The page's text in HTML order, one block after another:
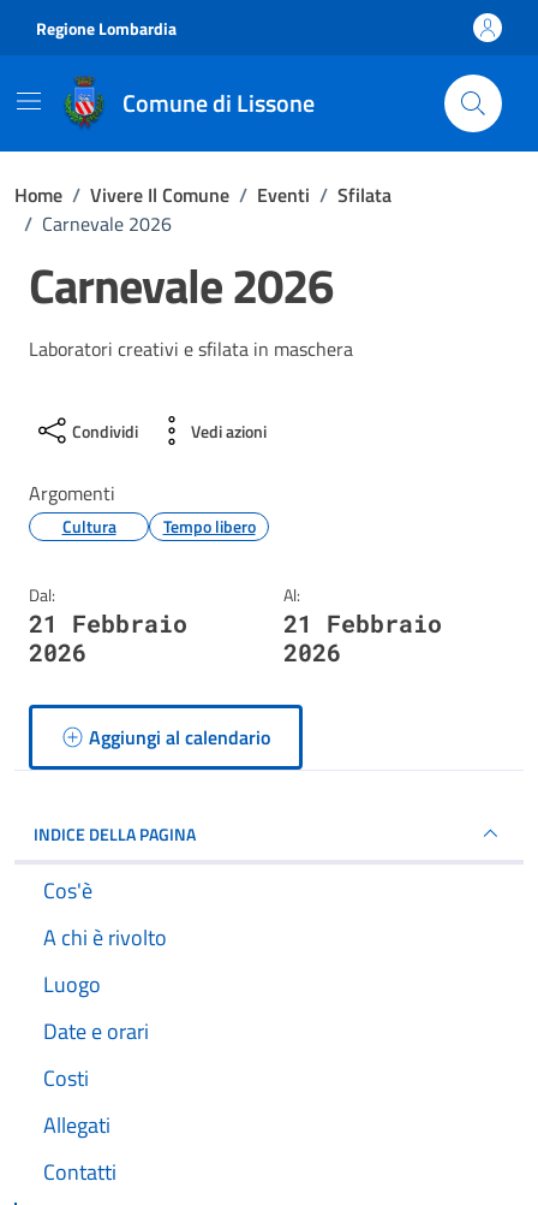
Regione Lombardia
Comune di Lissone
Home / Vivere Il Comune / Eventi / Sfilata
/ Carnevale 2026
Carnevale 2026
Laboratori creativi e sfilata in maschera
Condividi Vedi azioni
Argomenti
Cultura Tempo libero
Dal:
21 Febbraio
2026
Al:
21 Febbraio
2026
Aggiungi al calendario
INDICE DELLA PAGINA
Cos'è
A chi è rivolto
Luogo
Date e orari
Costi
Allegati
Contatti